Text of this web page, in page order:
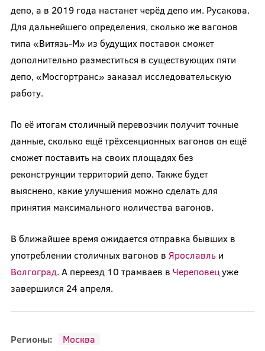
депо, а в 2019 года настанет черёд депо им. Русакова.
Для дальнейшего определения, сколько же вагонов
типа «Витязь-М» из будущих поставок сможет
дополнительно разместиться в существующих пяти
депо, «Мосгортранс» заказал исследовательскую
работу.
По её итогам столичный перевозчик получит точные
данные, сколько ещё трёхсекционных вагонов он ещё
сможет поставить на своих площадях без
реконструкции территорий депо. Также будет
выяснено, какие улучшения можно сделать для
принятия максимального количества вагонов.
В ближайшее время ожидается отправка бывших в
употреблении столичных вагонов в Ярославльи
Волгоград. А переезд 10 трамваев в Череповец уже
завершился 24 апреля.
Регионы:
Москва